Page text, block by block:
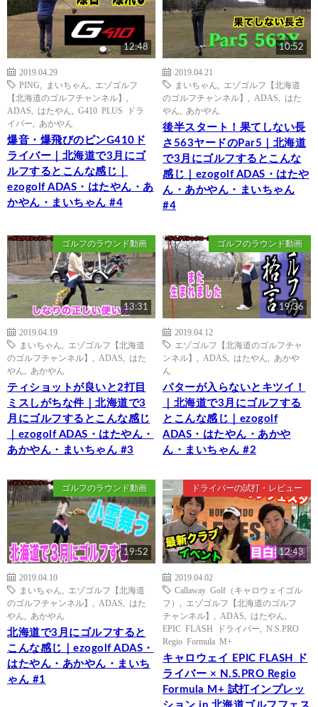
12:48
2019.04.29
PING
まいちゃん
エゾゴルフ
【北海道のゴルフチャンネル】
ADAS
はたやん
G410 PLUS ドラ
イバー
あかやん
爆音・爆飛びのピンG410ド
ライバー｜北海道で3月にゴ
ルフするとこんな感じ｜
ezogolf ADAS・はたやん・あ
かやん・まいちゃん #4
10:52
2019.04.21
まいちゃん
エゾゴルフ【北海道
のゴルフチャンネル】
ADAS
はた
やん
あかやん
後半スタート！果てしない長
さ563ヤードのPar5｜北海道
で3月にゴルフするとこんな
感じ｜ezogolf ADAS・はたや
ん・あかやん・まいちゃん
#4
ゴルフのラウンド動画
13:31
2019.04.19
まいちゃん
エゾゴルフ【北海道
のゴルフチャンネル】
ADAS
はた
やん
あかやん
ティショットが良いと2打目
ミスしがちな件｜北海道で3
月にゴルフするとこんな感じ
｜ezogolf ADAS・はたやん・
あかやん・まいちゃん #3
ゴルフのラウンド動画
19:36
2019.04.12
エゾゴルフ【北海道のゴルフチャ
ンネル】
ADAS はたやん
あかや
ん
パターが入らないとキツイ！
｜北海道で3月にゴルフする
とこんな感じ｜ezogolf
ADAS・はたやん・あかや
ん・まいちゃん #2
ゴルフのラウンド動画
19:52
2019.04.10
まいちゃん
エゾゴルフ【北海道
のゴルフチャンネル】
ADAS
はた
やん
あかやん
北海道で3月にゴルフすると
こんな感じ｜ezogolf ADAS・
はたやん・あかやん・まいち
ゃん #1
ドライバーの試打・レビュー
12:43
2019.04.02
Callaway Golf（キャロウェイゴル
フ）
エゾゴルフ【北海道のゴルフ
チャンネル】
ADAS はたやん
EPIC FLASH ドライバー
N.S.PRO
Regio Formula M+
キャロウェイ EPIC FLASH ド
ライバー × N.S.PRO Regio
Formula M+ 試打インプレッ